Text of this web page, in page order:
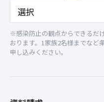
※感染防止の観点からできるだ
おります。1家族2名様までなど
申し込みください。